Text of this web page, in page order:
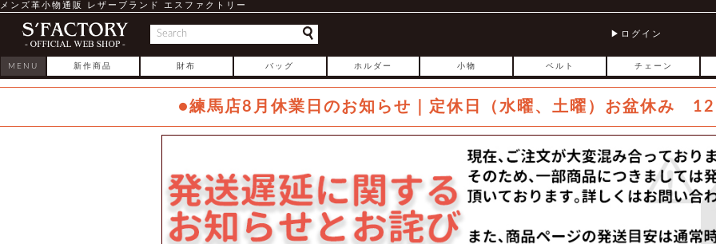
メンズ革小物通販 レザーブランド エスファクトリー
ログイン
MENU 新作商品 財布 バッグ ホルダー 小物 ベルト チェーン
●練馬店8月休業日のお知らせ｜定休日（水曜、土曜）お盆休み 12